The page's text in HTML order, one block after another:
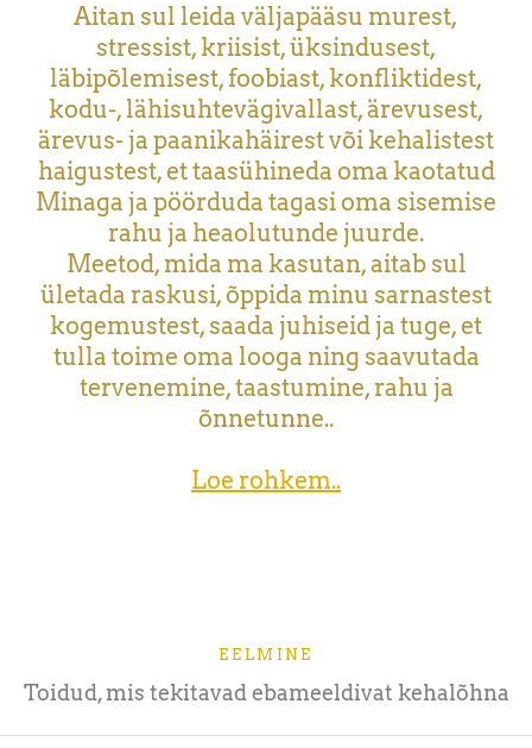
Aitan sul leida väljapääsu murest,
stressist, kriisist, üksindusest,
läbipõlemisest, foobiast, konfliktidest,
kodu-, lähisuhtevägivallast, ärevusest,
ärevus- ja paanikahäirest või kehalistest
haigustest, et taasühineda oma kaotatud
Minaga ja pöörduda tagasi oma sisemise
rahu ja heaolutunde juurde.
Meetod, mida ma kasutan, aitab sul
ületada raskusi, õppida minu sarnastest
kogemustest, saada juhiseid ja tuge, et
tulla toime oma looga ning saavutada
tervenemine, taastumine, rahu ja
õnnetunne..
Loe rohkem..
EELMINE
Toidud, mis tekitavad ebameeldivat kehalõhna